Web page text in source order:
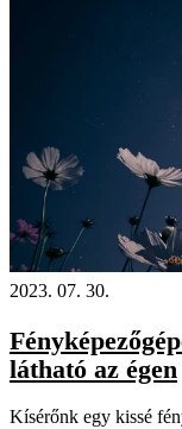
2023. 07. 30.
látható az égen
Kísérőnk egy kissé